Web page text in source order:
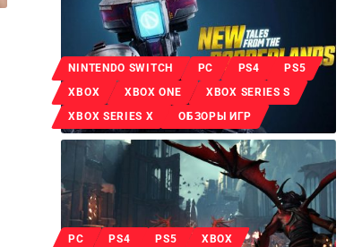
NINTENDO SWITCH PC PS4
PS5
XBOX
XBOX ONE
XBOX SERIES S
XBOX SERIES X
ОБЗОРЫ ИГР
PC PS4 PS5
XBOX